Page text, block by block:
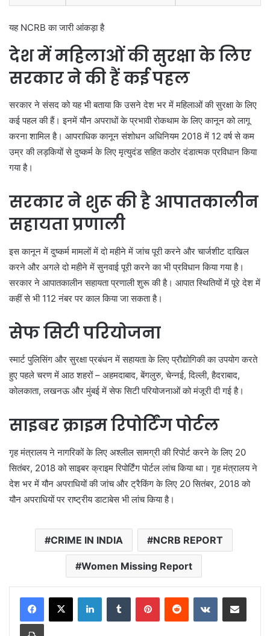
यह NCRB का जारी आंकड़ा है
देश में महिलाओं की सुरक्षा के लिए
सरकार ने की हैं कई पहल
सरकार ने संसद को यह भी बताया कि उसने देश भर में महिलाओं की सुरक्षा के लिए
कई पहल की हैं। इनमें यौन अपराधों के प्रभावी रोकथाम के लिए कानून को लागू
करना शामिल है। आपराधिक कानून संशोधन अधिनियम 2018 में 12 वर्ष से कम
उम्र की लड़कियों से दुष्कर्म के लिए मृत्युदंड सहित कठोर दंडात्मक प्रविधान किया
गया है।
सरकार ने शुरू की है आपातकालीन
सहायता प्रणाली
इस कानून में दुष्कर्म मामलों में दो महीने में जांच पूरी करने और चार्जशीट दाखिल
करने और अगले दो महीने में सुनवाई पूरी करने का भी प्रविधान किया गया है।
सरकार ने आपातकालीन सहायता प्रणाली शुरू की है। आपात स्थितियों में पूरे देश में
कहीं से भी 112 नंबर पर काल किया जा सकता है।
सेफ सिटी परियोजना
स्मार्ट पुलिसिंग और सुरक्षा प्रबंधन में सहायता के लिए प्रौद्योगिकी का उपयोग करते
हुए पहले चरण में आठ शहरों – अहमदाबाद, बेंगलुरु, चेन्नई, दिल्ली, हैदराबाद,
कोलकाता, लखनऊ और मुंबई में सेफ सिटी परियोजनाओं को मंजूरी दी गई है।
साइबर क्राइम रिपोर्टिंग पोर्टल
गृह मंत्रालय ने नागरिकों के लिए अश्लील सामग्री की रिपोर्ट करने के लिए 20
सितंबर, 2018 को साइबर क्राइम रिपोर्टिंग पोर्टल लांच किया था। गृह मंत्रालय ने
देश भर में यौन अपराधियों की जांच और ट्रैकिंग के लिए 20 सितंबर, 2018 को
यौन अपराधियों पर राष्ट्रीय डाटाबेस भी लांच किया है।
CRIME IN INDIA NCRB REPORT
Women Missing Report
LinkedInTumblr PinterestReddit VKontakteShare via Email
Print